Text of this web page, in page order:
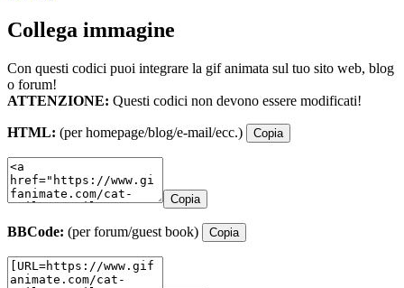
Collega immagine
Con questi codici puoi integrare la gif animata sul tuo sito web, blog
o forum!
ATTENZIONE: Questi codici non devono essere modificati!
HTML: (per homepage/blog/e-mail/ecc.) Copia
Copia
BBCode: (per forum/guest book) Copia